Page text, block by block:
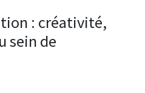
: créativité,
sein de